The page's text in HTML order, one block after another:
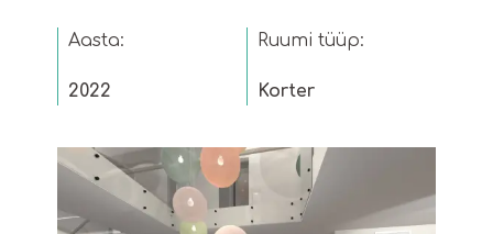
Aasta:
2022
Ruumi tüüp:
Korter